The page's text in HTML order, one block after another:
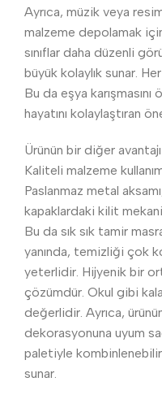
Ayrıca, müzik veya
malzeme depolamak
sınıflar daha düzenli
büyük kolaylık sunar.
Bu da eşya karışmasını
hayatını kolaylaştıran
Ürünün bir diğer
Kaliteli malzeme
Paslanmaz metal
kapaklardaki kilit
Bu da sık sık tamir
yanında, temizliği çok
yeterlidir. Hijyenik bir
çözümdür. Okul gibi
değerlidir. Ayrıca,
dekorasyonuna uyum
paletiyle
sunar.